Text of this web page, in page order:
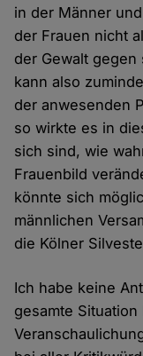
in der Männer
der Frauen nicht
der Gewalt
kann also
der anwesenden
so wirkte es in
sich sind, wie
Frauenbild
könnte sich
männlichen
die Kölner
Ich habe keine
gesamte